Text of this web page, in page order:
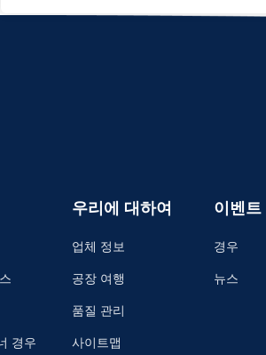
경우
우리에 대하여
업체 정보
공장 여행
품질 관리
사이트맵
이벤트
경우
뉴스